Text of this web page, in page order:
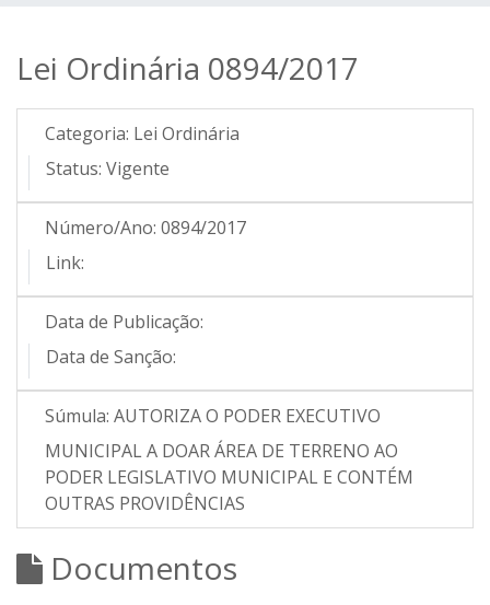
Lei Ordinária 0894/2017
Categoria: Lei Ordinária
Status: Vigente
Número/Ano: 0894/2017
Link:
Data de Publicação:
Data de Sanção:
Súmula: AUTORIZA O PODER EXECUTIVO
MUNICIPAL A DOAR ÁREA DE TERRENO AO
PODER LEGISLATIVO MUNICIPAL E CONTÉM
OUTRAS PROVIDÊNCIAS
Documentos